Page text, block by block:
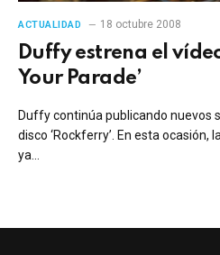
ACTUALIDAD 18 octubre 2008
Duffy estrena el
Your Parade’
Duffy continúa publicando nuevos
disco ‘Rockferry’. En esta
ya…